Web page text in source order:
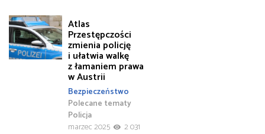
Atlas
Przestępczości
zmienia policję
i ułatwia walkę
z łamaniem prawa
w Austrii
Bezpieczeństwo
Polecane tematy
Policja
marzec 2025
2 031